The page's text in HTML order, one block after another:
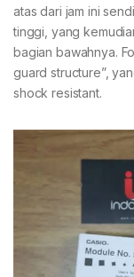
atas dari jam ini
tinggi, yang
bagian bawahnya.
guard structure”,
shock resistant.